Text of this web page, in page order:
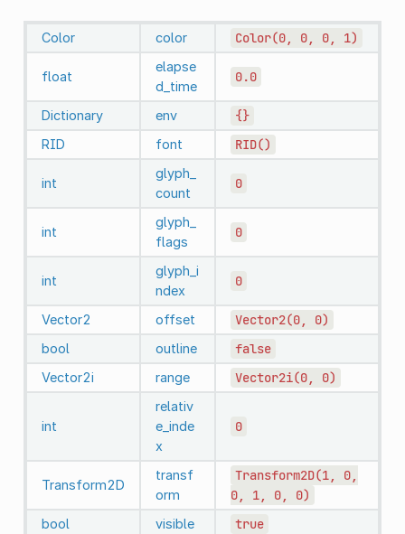
Color color Color(0, 0, 0, 1)
float
elapse
d_time
0.0
Dictionary env {}
RID font RID()
int
glyph_
count
0
int
glyph_
flags
0
int
glyph_i
ndex
0
Vector2 offset Vector2(0, 0)
bool outline false
Vector2i range Vector2i(0, 0)
int
relativ
e_inde
x
0
Transform2D
transf
orm
Transform2D(1,
0,
0,
1, 0, 0)
bool visible true